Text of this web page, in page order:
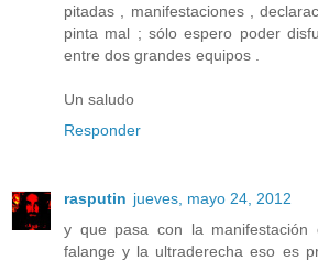
pitadas , manifestaciones ,
pinta mal ; sólo espero poder
entre dos grandes equipos .
Un saludo
Responder
rasputin jueves, mayo 24, 2012
y que pasa con la manifestación
falange y la ultraderecha eso es